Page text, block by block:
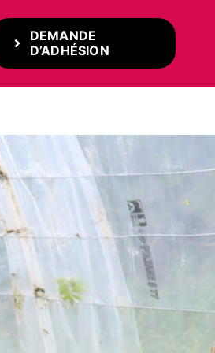
DEMANDE
D’ADHÉSION